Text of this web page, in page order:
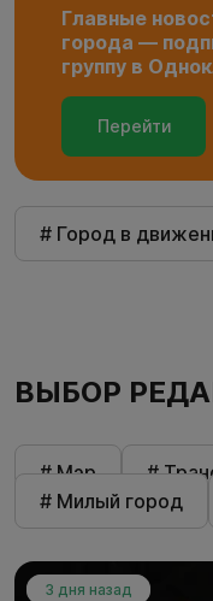
Главные
города —
группу в
Перейти
# Город в
ВЫБОР
# Мэр #
# Милый город
3 дня назад